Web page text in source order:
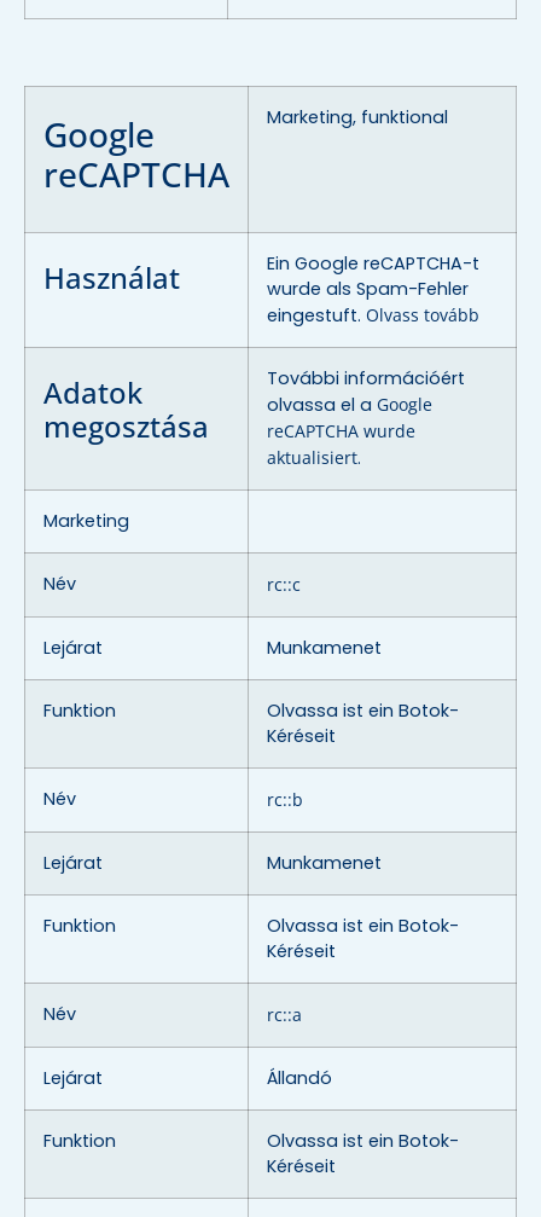
Google
reCAPTCHA
Marketing, funktional
Használat
Ein Google reCAPTCHA-t
wurde als Spam-Fehler
eingestuft. Olvass tovább
Adatok
megosztása
További információért
olvassa el a Google
reCAPTCHA wurde
aktualisiert.
Marketing
Név rc::c
Lejárat Munkamenet
Funktion
Olvassa ist ein Botok-
Kéréseit
Név rc::b
Lejárat Munkamenet
Funktion
Olvassa ist ein Botok-
Kéréseit
Név rc::a
Lejárat Állandó
Funktion
Olvassa ist ein Botok-
Kéréseit